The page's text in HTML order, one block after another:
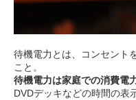
待機電力とは、コンセント
こと。
待機電力は家庭での消費電
DVDデッキなどの時間の表